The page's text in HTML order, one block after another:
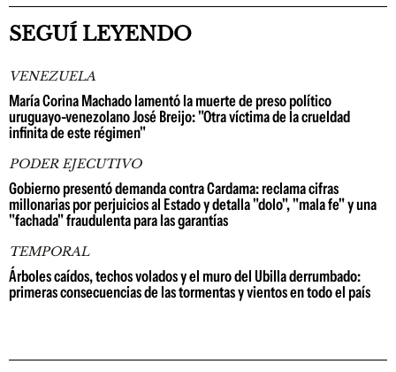
SEGUÍ LEYENDO
VENEZUELA
María Corina Machado lamentó la muerte de preso político
uruguayo-venezolano José Breijo: "Otra víctima de la crueldad
infinita de este régimen"
PODER EJECUTIVO
Gobierno presentó demanda contra Cardama: reclama cifras
millonarias por perjuicios al Estado y detalla "dolo", "mala fe" y una
"fachada" fraudulenta para las garantías
TEMPORAL
Árboles caídos, techos volados y el muro del Ubilla derrumbado:
primeras consecuencias de las tormentas y vientos en todo el país